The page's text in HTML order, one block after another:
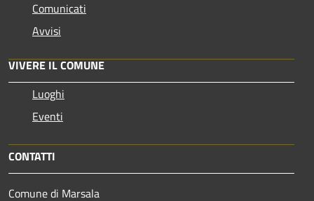
Comunicati
Avvisi
VIVERE IL COMUNE
Luoghi
Eventi
CONTATTI
Comune di Marsala